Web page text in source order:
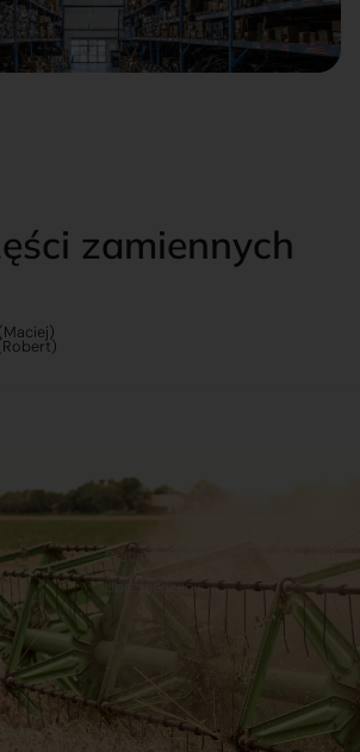
zamiennych
Dostawy
Praca
Ubezpieczenia